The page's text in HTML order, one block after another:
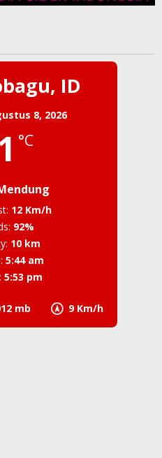
ID
8, 2026
°C
mb 9 Km/h
12 Km/h
92%
10 km
5:44 am
5:53 pm